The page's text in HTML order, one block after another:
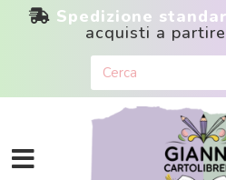
Spedizione
acquisti a